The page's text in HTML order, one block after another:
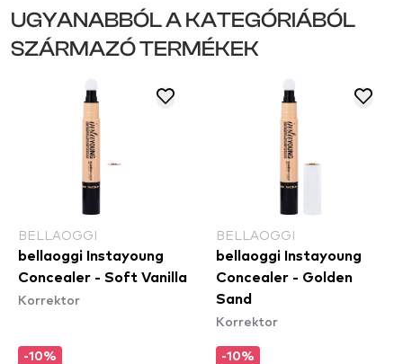
UGYANABBÓL A KATEGÓRIÁBÓL
SZÁRMAZÓ TERMÉKEK
BELLAOGGI
bellaoggi Instayoung
Concealer - Soft Vanilla
Korrektor
-10%
BELLAOGGI
bellaoggi Instayoung
Concealer - Golden
Sand
Korrektor
-10%